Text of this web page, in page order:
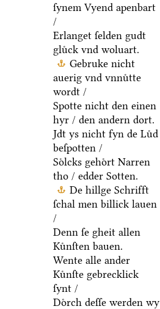
ſynem Vyend apenbart
/
Erlanget ſelden gudt
gluͤck vnd woluart.
Gebruke nicht
auerig vnd vnnuͤtte
wordt /
Spotte nicht den einen
hyr / den andern dort.
Jdt ys nicht fyn de Luͤd
beſpotten /
Soͤlcks gehoͤrt Narren
tho / edder Sotten.
De hillge Schrifft
ſchal men billick lauen
/
Denn ſe gheit allen
Kuͤnſten bauen.
Wente alle ander
Kuͤnſte gebrecklick
ſynt /
Doͤrch deſſe werden wy